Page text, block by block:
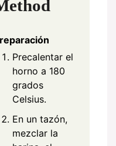
Precalentar el
horno a 180
grados
Celsius.
En un tazón,
mezclar la